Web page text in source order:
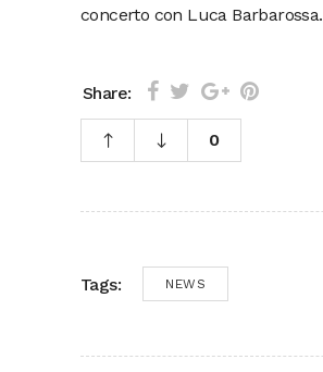
concerto con Luca Barbarossa.
Share:
0
Tags: NEWS